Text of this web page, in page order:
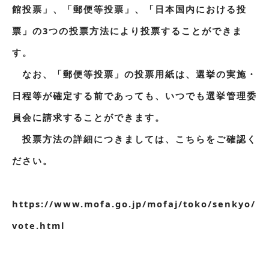
館投票」、「郵便等投票」、「日本国内における投
票」の3つの投票方法により投票することができま
す。
なお、「郵便等投票」の投票用紙は、選挙の実施・
日程等が確定する前であっても、いつでも選挙管理委
員会に請求することができます。
投票方法の詳細につきましては、こちらをご確認く
ださい。
https://www.mofa.go.jp/mofaj/toko/senkyo/
vote.html